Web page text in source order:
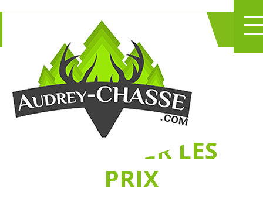
NE PERDEZ PLUS
DE TEMPS
CHASSER LES
PRIX